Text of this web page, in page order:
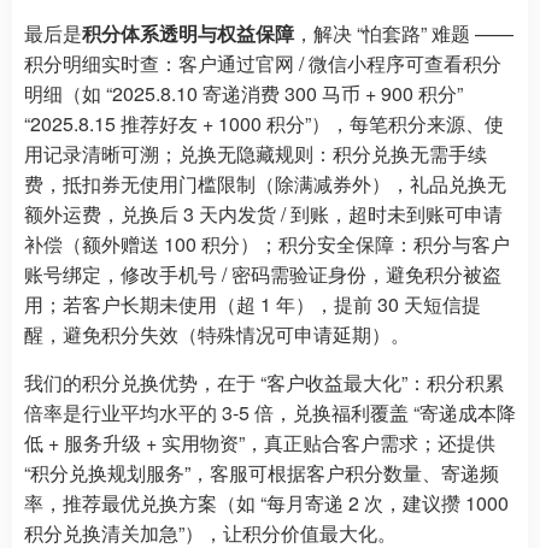
最后是积分体系透明与权益保障 ，解决 “怕套路” 难题 ——
积分明细实时查：客户通过官网 / 微信小程序可查看积分
明细（如 “2025.8.10 寄递消费 300 马币 + 900 积分”
“2025.8.15 推荐好友 + 1000 积分”），每笔积分来源、使
用记录清晰可溯；兑换无隐藏规则：积分兑换无需手续
费，抵扣券无使用门槛限制（除满减券外），礼品兑换无
额外运费，兑换后 3 天内发货 / 到账，超时未到账可申请
补偿（额外赠送 100 积分）；积分安全保障：积分与客户
账号绑定，修改手机号 / 密码需验证身份，避免积分被盗
用；若客户长期未使用（超 1 年），提前 30 天短信提
醒，避免积分失效（特殊情况可申请延期）。
我们的积分兑换优势，在于 “客户收益最大化”：积分积累
倍率是行业平均水平的 3-5 倍，兑换福利覆盖 “寄递成本降
低 + 服务升级 + 实用物资”，真正贴合客户需求；还提供
“积分兑换规划服务”，客服可根据客户积分数量、寄递频
率，推荐最优兑换方案（如 “每月寄递 2 次，建议攒 1000
积分兑换清关加急”），让积分价值最大化。